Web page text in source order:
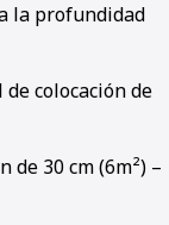
la profundidad
colocación de
de 30 cm (6m²) –